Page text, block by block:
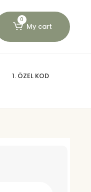
0
My cart
1. ÖZEL KOD